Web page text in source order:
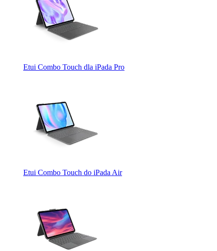
Etui Combo Touch dla iPada Pro
Etui Combo Touch do iPada Air